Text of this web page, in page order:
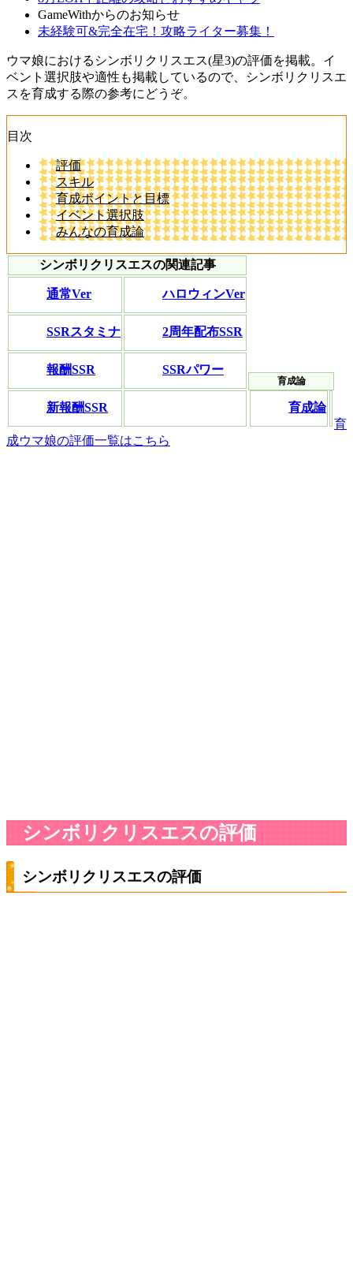
GameWithからのお知らせ
未経験可&完全在宅！攻略ライター募集！
ウマ娘におけるシンボリクリスエス(星3)の評価を掲載。イ
ベント選択肢や適性も掲載しているので、シンボリクリスエ
スを育成する際の参考にどうぞ。
目次
評価
スキル
育成ポイントと目標
イベント選択肢
みんなの育成論
シンボリクリスエスの関連記事
通常Ver ハロウィンVer
SSRスタミナ 2周年配布SSR
報酬SSR SSRパワー
新報酬SSR
育成論
育
成ウマ娘の評価一覧はこちら
シンボリクリスエスの評価
シンボリクリスエスの評価